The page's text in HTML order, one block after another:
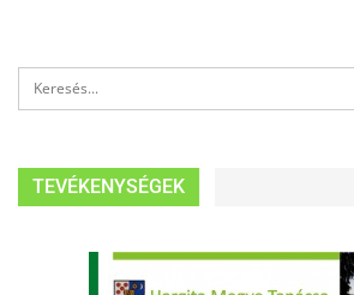
TEVÉKENYSÉGEK